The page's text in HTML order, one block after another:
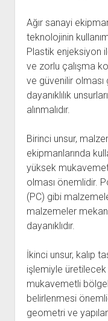
Ağır sanayi
teknolojinin
Plastik enjeksiyon
ve zorlu çalışma
ve güvenilir
dayanıklılık
alınmalıdır.
Birinci unsur,
ekipmanlarında
yüksek
olması önemlidir.
(PC) gibi
malzemeler
dayanıklıdır.
İkinci unsur, kalıp
işlemiyle üretilecek
mukavemetli
belirlenmesi
geometri ve